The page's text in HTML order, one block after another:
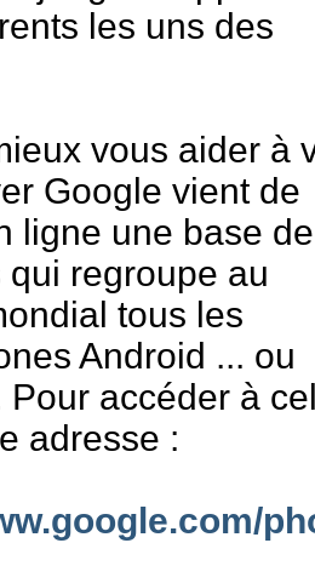
les uns des
vous aider à
Google vient de
ligne une base de
qui regroupe au
tous les
Android ... ou
Pour accéder à
adresse :